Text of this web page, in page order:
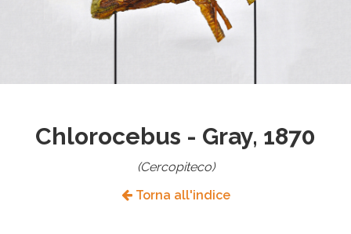
Chlorocebus - Gray, 1870
(Cercopiteco)
Torna all'indice